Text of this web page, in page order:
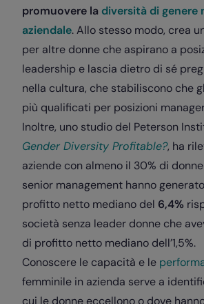
promuovere la diversità di genere
aziendale. Allo stesso modo, crea
per altre donne che aspirano a
leadership e lascia dietro di sé
nella cultura, che stabiliscono che
più qualificati per posizioni
Inoltre, uno studio del Peterson
Gender Diversity Profitable?, ha
aziende con almeno il 30% di
senior management hanno
profitto netto mediano del 6,4%
società senza leader donne che
di profitto netto mediano dell’1,5%.
Conoscere le capacità e le
femminile in azienda serve a
cui le donne eccellono o dove